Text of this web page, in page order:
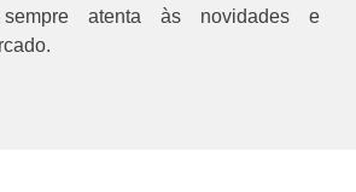
atenta às novidades e